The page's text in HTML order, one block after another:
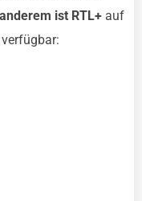
ist RTL+ auf